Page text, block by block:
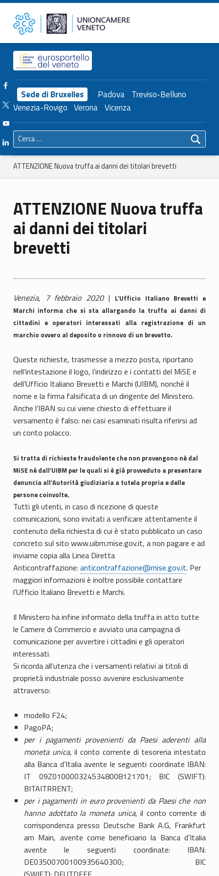
ATTENZIONE Nuova truffa ai danni dei titolari brevetti – Unioncamere del Veneto Unioncamere del Veneto
Header info sidebar
Sede di Bruxelles Padova Treviso-Belluno
Venezia-Rovigo Verona Vicenza
Facebook Unioncamere Veneto
Twitter Unioncamere Veneto
Youtube Unioncamere Veneto
Linkedin Unioncamere Veneto
Ricerca per:
Breadcrumbs navigation
ATTENZIONE Nuova truffa ai danni dei titolari brevetti
ATTENZIONE Nuova truffa
ai danni dei titolari
brevetti
Venezia, 7 febbraio 2020| L’Ufficio Italiano Brevetti e
Marchi informa che si sta allargando la truffa ai danni di
cittadini e operatori interessati alla registrazione di un
marchio ovvero al deposito o rinnovo di un brevetto.
Queste richieste, trasmesse a mezzo posta, riportano
nell’intestazione il logo, l’indirizzo e i contatti del MiSE e
dell’Ufficio Italiano Brevetti e Marchi (UIBM), nonché il
nome e la firma falsificata di un dirigente del Ministero.
Anche l’IBAN su cui viene chiesto di effettuare il
versamento è falso: nei casi esaminati risulta riferirsi ad
un conto polacco.
Si tratta di richieste fraudolente che non provengono né dal
MiSE né dall’UIBM per le quali si è già provveduto a presentare
denuncia all’Autorità giudiziaria a tutela propria e delle
persone coinvolte.
Tutti gli utenti, in caso di ricezione di queste
comunicazioni, sono invitati a verificare attentamente il
contenuto della richiesta di cui è stato pubblicato un caso
concreto sul sito www.uibm.mise.gov.it, a non pagare e ad
inviarne copia alla Linea Diretta
Anticontraffazione: anticontraffazione@mise.gov.it. Per
maggiori informazioni è inoltre possibile contattare
l’Ufficio Italiano Brevetti e Marchi.
Il Ministero ha infine informato della truffa in atto tutte
le Camere di Commercio e avviato una campagna di
comunicazione per avvertire i cittadini e gli operatori
interessati.
Si ricorda all’utenza che i versamenti relativi ai titoli di
proprietà industriale posso avvenire esclusivamente
attraverso:
modello F24;
PagoPA;
per i pagamenti provenienti da Paesi aderenti alla
moneta unica, il conto corrente di tesoreria intestato
alla Banca d’Italia avente le seguenti coordinate IBAN:
IT 09Z0100003245348008121701; BIC (SWIFT):
BITAITRRENT;
per i pagamenti in euro provenienti da Paesi che non
hanno adottato la moneta unica, il conto corrente di
corrispondenza presso Deutsche Bank A.G, Frankfurt
am Main, avente come beneficiario la Banca d’Italia
avente le seguenti coordinate: IBAN:
DE03500700100935640300; BIC